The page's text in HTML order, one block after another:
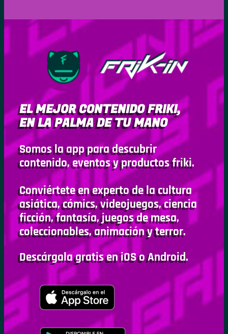
EL MEJOR CONTENIDO FRIKI,
EN LA PALMA DE TU MANO
Somos la app para descubrir
contenido, eventos y productos friki.
Conviértete en experto de la cultura
asiática, cómics, videojuegos, ciencia
ficción, fantasía, juegos de mesa,
coleccionables, animación y terror.
Descárgala gratis en iOS o Android.